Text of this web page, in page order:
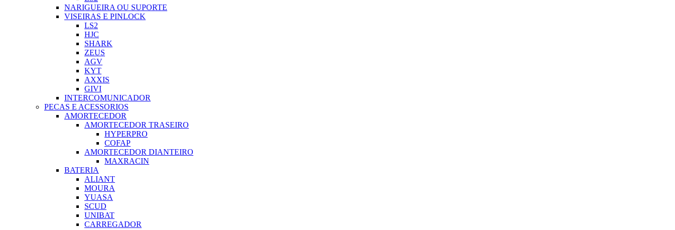
NARIGUEIRA OU SUPORTE
VISEIRAS E PINLOCK
LS2
HJC
SHARK
ZEUS
AGV
KYT
AXXIS
GIVI
INTERCOMUNICADOR
PECAS E ACESSORIOS
AMORTECEDOR
AMORTECEDOR TRASEIRO
HYPERPRO
COFAP
AMORTECEDOR DIANTEIRO
MAXRACIN
BATERIA
ALIANT
MOURA
YUASA
SCUD
UNIBAT
CARREGADOR